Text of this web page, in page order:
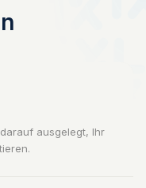
ausgelegt, Ihr